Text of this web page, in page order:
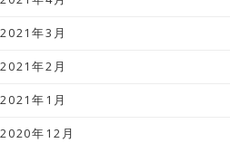
2021年3月
2021年2月
2021年1月
2020年12月